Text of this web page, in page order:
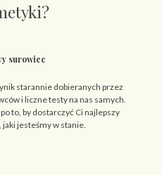
surowiec
starannie dobieranych przez
i liczne testy na nas samych.
to, by dostarczyć Ci najlepszy
jesteśmy w stanie.